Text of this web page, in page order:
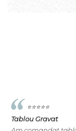
⭐️⭐️⭐️⭐️⭐️
Tablou Gravat